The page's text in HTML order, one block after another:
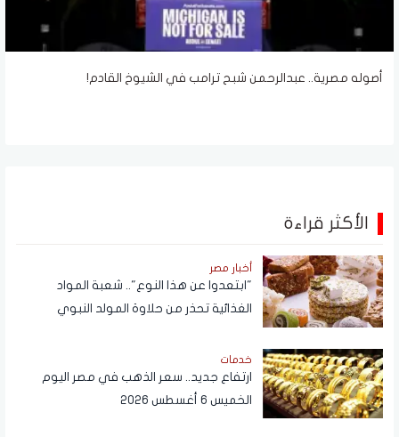
أصوله مصرية.. عبدالرحمن شبح ترامب في الشيوخ القادم!
الأكثر قراءة
أخبار مصر
"ابتعدوا عن هذا النوع".. شعبة المواد
الغذائية تحذر من حلاوة المولد النبوي
خدمات
ارتفاع جديد.. سعر الذهب في مصر اليوم
الخميس 6 أغسطس 2026